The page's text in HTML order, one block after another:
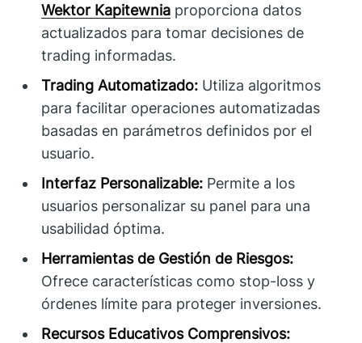
Wektor Kapitewnia proporciona datos
actualizados para tomar decisiones de
trading informadas.
Trading Automatizado: Utiliza algoritmos
para facilitar operaciones automatizadas
basadas en parámetros definidos por el
usuario.
Interfaz Personalizable: Permite a los
usuarios personalizar su panel para una
usabilidad óptima.
Herramientas de Gestión de Riesgos:
Ofrece características como stop-loss y
órdenes límite para proteger inversiones.
Recursos Educativos Comprensivos: